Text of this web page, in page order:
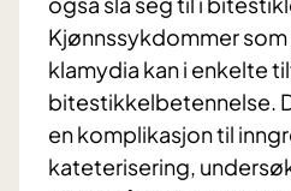
Kjønnssykdommer
klamydia kan i enkelte
bitestikkelbetennelse.
en komplikasjon til
kateterisering,